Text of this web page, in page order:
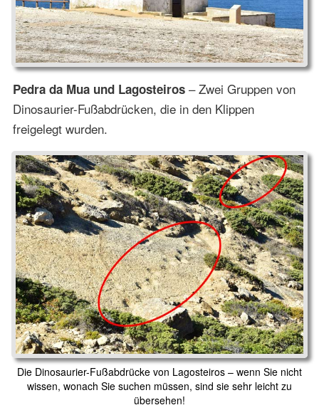
Pedra da Mua und Lagosteiros– Zwei Gruppen von
Dinosaurier-Fußabdrücken, die in den Klippen
freigelegt wurden.
Die Dinosaurier-Fußabdrücke von Lagosteiros – wenn Sie nicht
wissen, wonach Sie suchen müssen, sind sie sehr leicht zu
übersehen!